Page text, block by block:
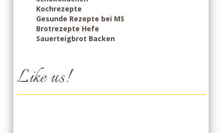
Kochrezepte
Gesunde Rezepte bei MS
Brotrezepte Hefe
Sauerteigbrot Backen
Like us!